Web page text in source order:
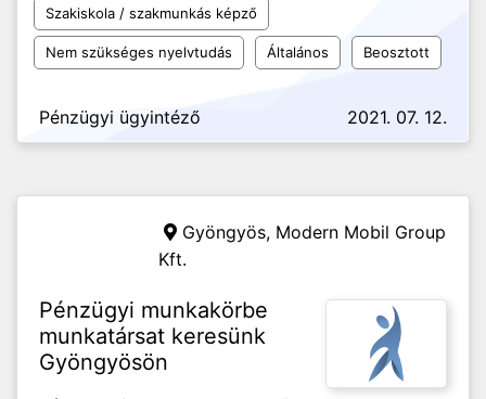
Szakiskola / szakmunkás képző
Nem szükséges nyelvtudás Általános Beosztott
Pénzügyi ügyintéző 2021. 07. 12.
Gyöngyös, Modern Mobil Group
Kft.
Pénzügyi munkakörbe
munkatársat keresünk
Gyöngyösön